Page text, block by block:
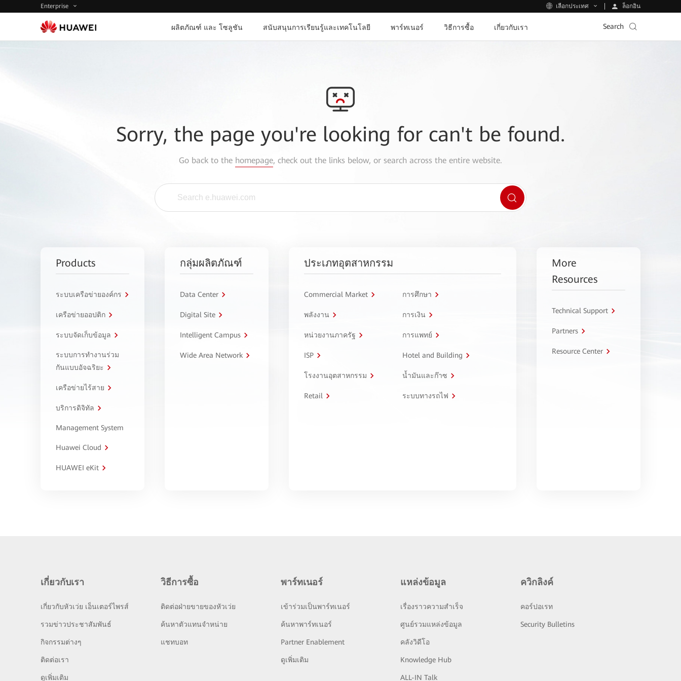
Enterprise เลือกประเทศ ล็อกอิน
ผลิตภัณฑ์ และ โซลูชัน สนับสนุนการเรียนรู้และเทคโนโลยี พาร์ทเนอร์ วิธีการซื้อ เกี่ยวกับเรา Search
Sorry, the page you're looking for can't be found.
Go back to the homepage, check out the links below, or search across the entire website.
Products
ระบบเครือข่ายองค์กร
เครือข่ายออปติก
ระบบจัดเก็บข้อมูล
ระบบการทำงานร่วม
กันแบบอัจฉริยะ
เครือข่ายไร้สาย
บริการดิจิทัล
Management System
Huawei Cloud
HUAWEI eKit
กลุ่มผลิตภัณฑ์
Data Center
Digital Site
Intelligent Campus
Wide Area Network
ประเภทอุตสาหกรรม
Commercial Market การศึกษา
พลังงาน การเงิน
หน่วยงานภาครัฐ การแพทย์
ISP Hotel and Building
โรงงานอุตสาหกรรม น้ำมันและก๊าซ
Retail ระบบทางรถไฟ
More
Resources
Technical Support
Partners
Resource Center
เกี่ยวกับเรา
เกี่ยวกับหัวเว่ย เอ็นเตอร์ไพรส์
รวมข่าวประชาสัมพันธ์
กิจกรรมต่างๆ
ติดต่อเรา
ดูเพิ่มเติม
วิธีการซื้อ
ติดต่อฝ่ายขายของหัวเว่ย
ค้นหาตัวแทนจำหน่าย
แชทบอท
พาร์ทเนอร์
เข้าร่วมเป็นพาร์ทเนอร์
ค้นหาพาร์ทเนอร์
Partner Enablement
ดูเพิ่มเติม
แหล่งข้อมูล
เรื่องราวความสำเร็จ
ศูนย์รวมแหล่งข้อมูล
คลังวิดีโอ
Knowledge Hub
ALL-IN Talk
ควิกลิงค์
คอร์ปอเรท
Security Bulletins